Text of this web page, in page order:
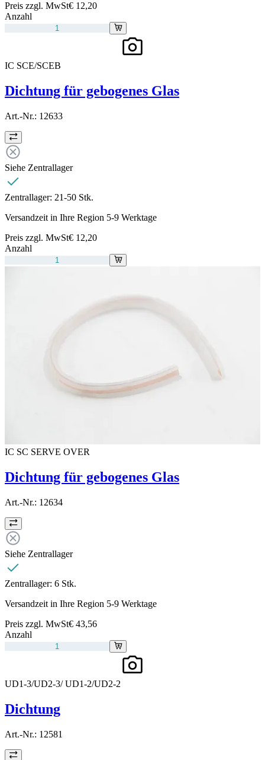
Preis zzgl. MwSt€ 12,20
Anzahl
IC SCE/SCEB
Dichtung für gebogenes Glas
Art.-Nr.: 12633
Siehe Zentrallager
Zentrallager: 21-50 Stk.
Versandzeit in Ihre Region 5-9 Werktage
Preis zzgl. MwSt€ 12,20
Anzahl
IC SC SERVE OVER
Dichtung für gebogenes Glas
Art.-Nr.: 12634
Siehe Zentrallager
Zentrallager: 6 Stk.
Versandzeit in Ihre Region 5-9 Werktage
Preis zzgl. MwSt€ 43,56
Anzahl
UD1-3/UD2-3/ UD1-2/UD2-2
Dichtung
Art.-Nr.: 12581